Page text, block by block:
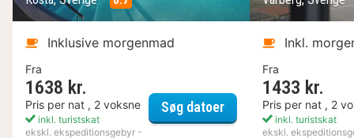
Inklusive morgenmad
Fra
1638 kr.
Pris per nat , 2 voksne
inkl. turistskat
ekskl. ekspeditionsgebyr -
Søg datoerKosta Boda Art Hotel
Inkl.
Fra
1433 kr.
Pris per nat , 2
inkl. turistskat
ekskl.